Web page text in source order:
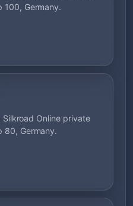
100, Germany.
Online private
80, Germany.